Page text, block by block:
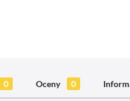
0 Oceny 0